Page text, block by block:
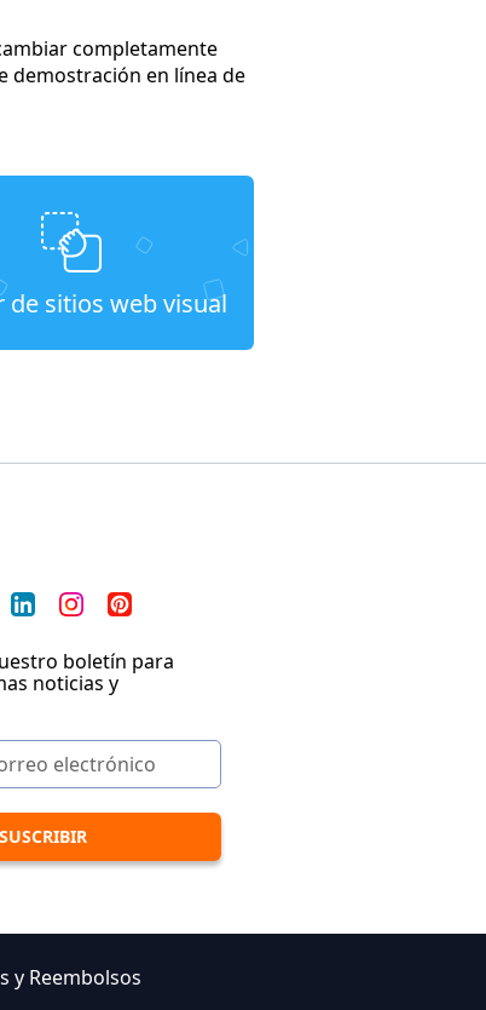
completamente
demostración en línea de
de sitios web visual
boletín para
noticias y
y Reembolsos